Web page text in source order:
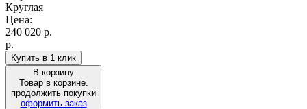
Круглая
Цена:
240 020 р.
р.
Купить в 1 клик
В корзину
Товар в корзине.
продолжить покупки
оформить заказ